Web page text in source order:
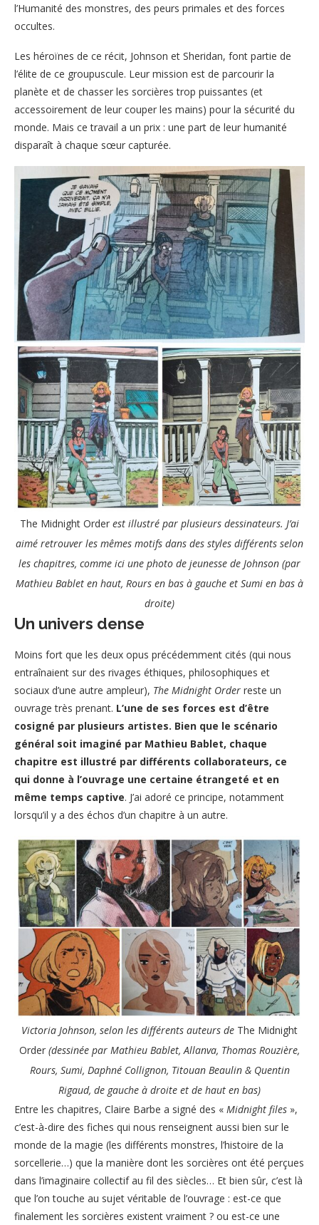
l’Humanité des monstres, des peurs primales et des forces
occultes.
Les héroïnes de ce récit, Johnson et Sheridan, font partie de
l’élite de ce groupuscule. Leur mission est de parcourir la
planète et de chasser les sorcières trop puissantes (et
accessoirement de leur couper les mains) pour la sécurité du
monde. Mais ce travail a un prix : une part de leur humanité
disparaît à chaque sœur capturée.
The Midnight Order est illustré par plusieurs dessinateurs. J’ai
aimé retrouver les mêmes motifs dans des styles différents selon
les chapitres, comme ici une photo de jeunesse de Johnson (par
Mathieu Bablet en haut, Rours en bas à gauche et Sumi en bas à
droite)
Un univers dense
Moins fort que les deux opus précédemment cités (qui nous
entraînaient sur des rivages éthiques, philosophiques et
sociaux d’une autre ampleur), The Midnight Order reste un
ouvrage très prenant. L’une de ses forces est d’être
cosigné par plusieurs artistes. Bien que le scénario
général soit imaginé par Mathieu Bablet, chaque
chapitre est illustré par différents collaborateurs, ce
qui donne à l’ouvrage une certaine étrangeté et en
même temps captive. J’ai adoré ce principe, notamment
lorsqu’il y a des échos d’un chapitre à un autre.
Victoria Johnson, selon les différents auteurs de The Midnight
Order (dessinée par Mathieu Bablet, Allanva, Thomas Rouzière,
Rours, Sumi, Daphné Collignon, Titouan Beaulin & Quentin
Rigaud, de gauche à droite et de haut en bas)
Entre les chapitres, Claire Barbe a signé des « Midnight files »,
c’est-à-dire des fiches qui nous renseignent aussi bien sur le
monde de la magie (les différents monstres, l’histoire de la
sorcellerie…) que la manière dont les sorcières ont été perçues
dans l’imaginaire collectif au fil des siècles… Et bien sûr, c’est là
que l’on touche au sujet véritable de l’ouvrage : est-ce que
finalement les sorcières existent vraiment ? ou est-ce une